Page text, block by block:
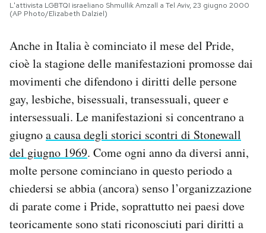
SHOP
CALENDARIO
AREA PERSONALE
Newsletter
Notifiche mobile
Regala il Post
Hai bisogno di aiuto?
L'attivista LGBTQI israeliano Shmullik Amzall a Tel Aviv, 23 giugno 2000
(AP Photo/Elizabeth Dalziel)
Anche in Italia è cominciato il mese del Pride,
cioè la stagione delle manifestazioni promosse dai
movimenti che difendono i diritti delle persone
gay, lesbiche, bisessuali, transessuali, queer e
intersessuali. Le manifestazioni si concentrano a
giugnoa causa degli storici scontri di Stonewall
del giugno 1969. Come ogni anno da diversi anni,
molte persone cominciano in questo periodo a
chiedersi se abbia (ancora) senso l’organizzazione
di parate come i Pride, soprattutto nei paesi dove
teoricamente sono stati riconosciuti pari diritti a